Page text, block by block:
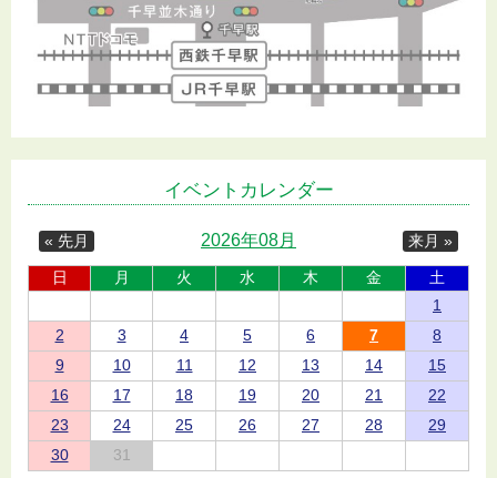
イベントカレンダー
« 先月 来月 »
2026年08月
日 月 火 水 木 金
土
1
2
3 4 5 6 7
8
9
10 11 12 13 14
15
16
17 18 19 20 21
22
23
24 25 26 27 28
29
30
31